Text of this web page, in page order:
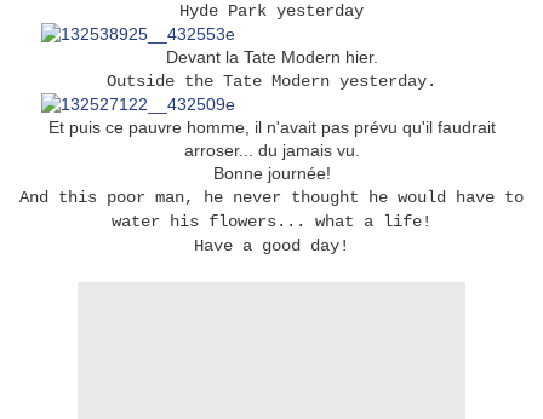
Hyde Park yesterday
Devant la Tate Modern hier.
Outside the Tate Modern yesterday.
Et puis ce pauvre homme, il n'avait pas prévu qu'il faudrait
arroser... du jamais vu.
Bonne journée!
And this poor man, he never thought he would have to
water his flowers... what a life!
Have a good day!